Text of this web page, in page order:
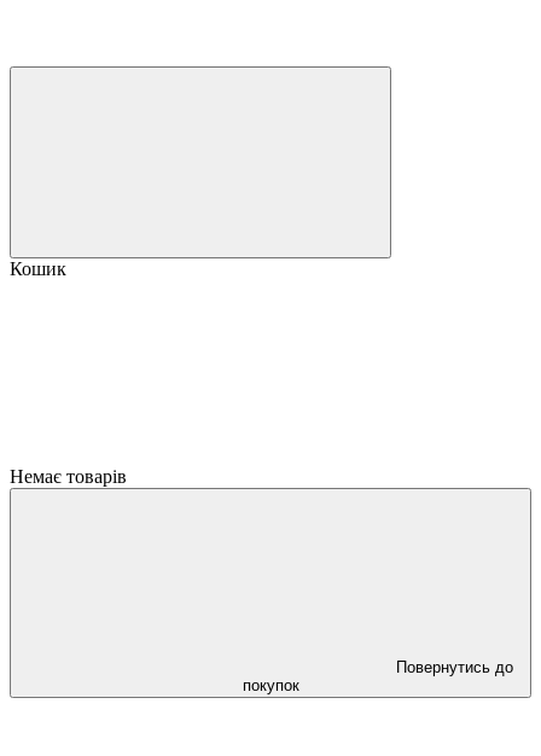
Кошик
Немає товарів
Повернутись до
покупок